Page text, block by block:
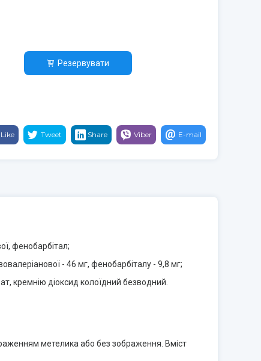
Резервувати
Like Tweet Share Viber E-mail
фенобарбітал;
- 46 мг, фенобарбіталу - 9,8 мг;
кремнію діоксид колоїдний безводний.
метелика або без зображення. Вміст